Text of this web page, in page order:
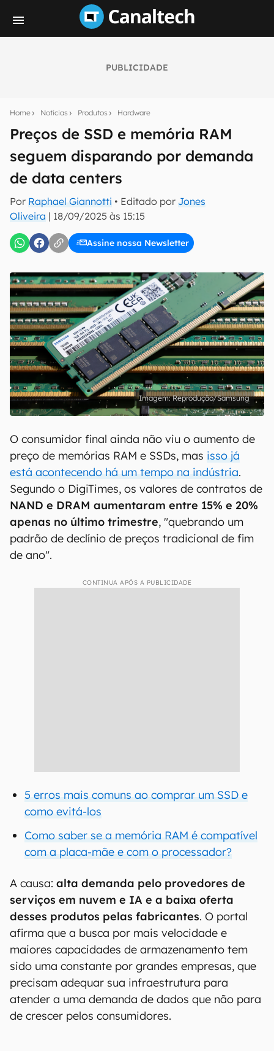
PUBLICIDADE
Home Notícias Produtos Hardware
Preços de SSD e memória RAM
seguem disparando por demanda
de data centers
Por Raphael Giannotti • Editado por Jones
Oliveira | 18/09/2025 às 15:15
Assine nossa Newsletter
notícias e reviews sobre tecnologia em primeira
E-mail
inscreva-se
Confirmo que li, aceito e concordo com os Termos de
Uso e Política de Privacidade do Canaltech.
Reprodução/Samsung
O consumidor final ainda não viu o aumento de
preço de memórias RAM e SSDs, mas isso já
está acontecendo há um tempo na indústria.
Segundo o DigiTimes, os valores de contratos de
NAND e DRAM aumentaram entre 15% e 20%
apenas no último trimestre, "quebrando um
padrão de declínio de preços tradicional de fim
de ano".
CONTINUA APÓS A PUBLICIDADE
5 erros mais comuns ao comprar um SSD e
como evitá-los
Como saber se a memória RAM é compatível
com a placa-mãe e com o processador?
A causa: alta demanda pelo provedores de
serviços em nuvem e IA e a baixa oferta
desses produtos pelas fabricantes. O portal
afirma que a busca por mais velocidade e
maiores capacidades de armazenamento tem
sido uma constante por grandes empresas, que
precisam adequar sua infraestrutura para
atender a uma demanda de dados que não para
de crescer pelos consumidores.